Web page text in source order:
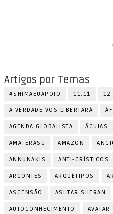
Artigos por Temas
#SHIMAEUAPOIO 11:11 12
A VERDADE VOS LIBERTARÁ
AGENDA GLOBALISTA ÁGUIAS
AMATERASU AMAZON
ANNUNAKIS ANTI-CRÍSTICOS
ARCONTES ARQUÉTIPOS
ASCENSÃO ASHTAR SHERAN
AUTOCONHECIMENTO AVATAR